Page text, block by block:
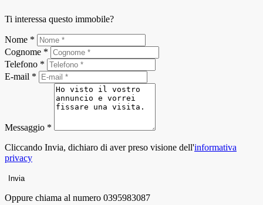
Ti interessa questo immobile?
Nome *
Cognome *
Telefono *
E-mail *
Messaggio *
Cliccando Invia, dichiaro di aver preso visione dell'informativa
privacy
Invia
Oppure chiama al numero 0395983087